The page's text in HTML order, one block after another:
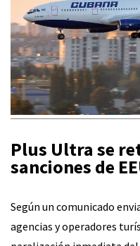
Plus Ultra se
sanciones de
Según un comunicado
agencias y operadores